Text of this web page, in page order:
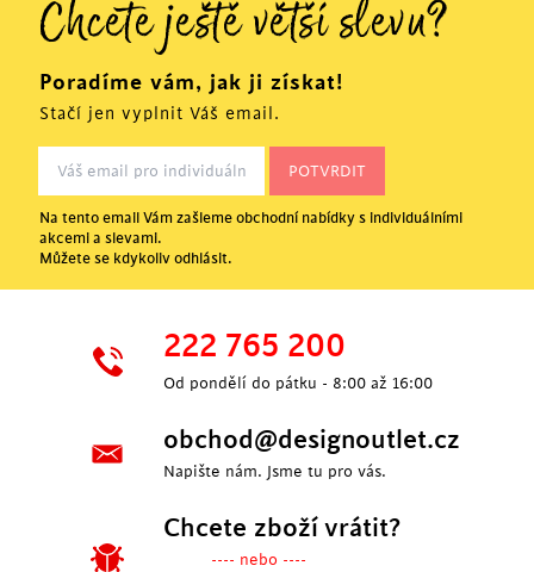
Chcete ještě větší slevu?
Poradíme vám, jak ji získat!
Stačí jen vyplnit Váš email.
Na tento email Vám zašleme obchodní nabídky s individuálními
akcemi a slevami.
Můžete se kdykoliv odhlásit.
222 765 200
Od pondělí do pátku - 8:00 až 16:00
obchod@designoutlet.cz
Napište nám. Jsme tu pro vás.
Chcete zboží vrátit?
---- nebo ----